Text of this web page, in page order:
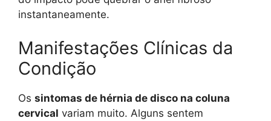
instantaneamente.
Manifestações Clínicas da
Condição
Os sintomas de hérnia de disco na coluna
cervical variam muito. Alguns sentem